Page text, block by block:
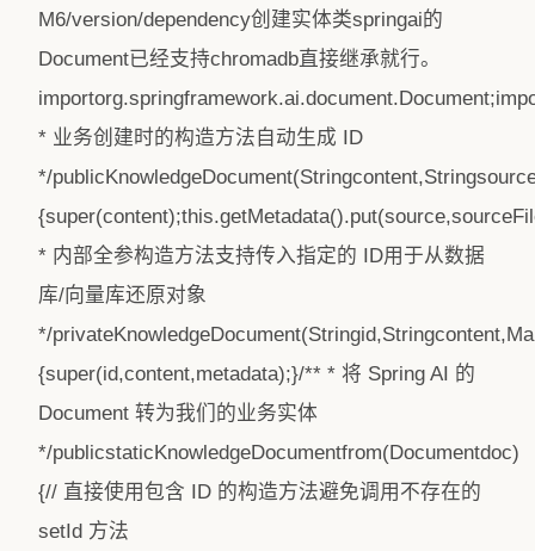
M6/version/dependency创建实体类springai的
Document已经支持chromadb直接继承就行。
* 业务创建时的构造方法自动生成 ID
*/
* 内部全参构造方法支持传入指定的 ID用于从数据
库/向量库还原对象
*/
{super(id,content,metadata);}/** * 将 Spring AI 的
Document 转为我们的业务实体
*/publicstaticKnowledgeDocumentfrom(Documentdoc)
{// 直接使用包含 ID 的构造方法避免调用不存在的
setId 方法